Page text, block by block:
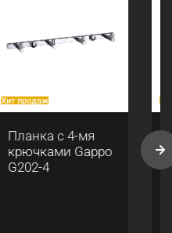
Хит продаж
Планка с 4-мя
крючками Gappo
G202-4